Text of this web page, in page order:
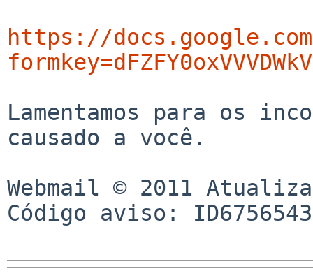
https://
Lamentamos para os
causado a você.
Webmail © 2011
Código aviso: